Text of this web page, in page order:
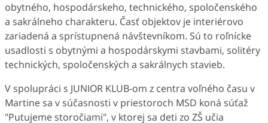
obytného, hospodárskeho, technického, spoločenského
a sakrálneho charakteru. Časť objektov je interiérovo
zariadená a sprístupnená návštevníkom. Sú to roľnícke
usadlosti s obytnými a hospodárskymi stavbami, solitéry
technických, spoločenských a sakrálnych stavieb.
V spolupráci s JUNIOR KLUB-om z centra voľného času v
Martine sa v súčasnosti v priestoroch MSD koná súťaž
"Putujeme storočiami", v ktorej sa deti zo ZŠ učia